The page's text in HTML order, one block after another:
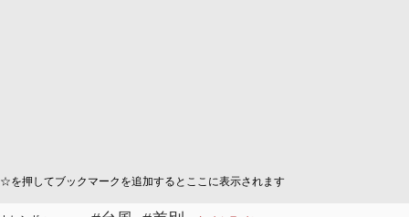
☆を押してブックマークを追加するとここに表示されます